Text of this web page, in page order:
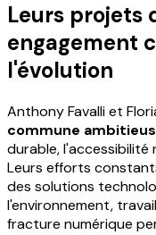
Leurs projets
engagement
l'évolution
Anthony Favalli et
commune
durable, l'accessibilité
Leurs efforts
des solutions
l'environnement,
fracture numérique